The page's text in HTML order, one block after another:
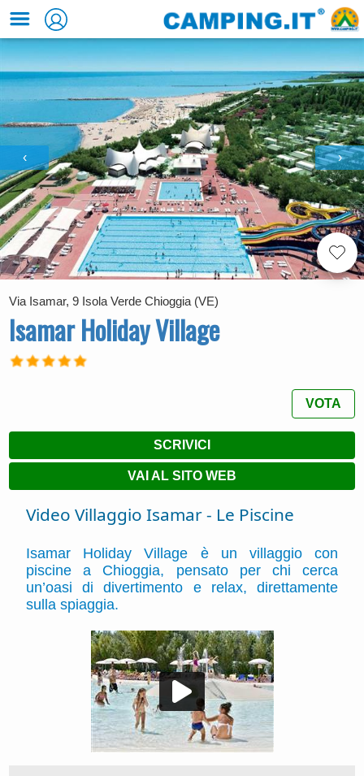
‹ ›
Via Isamar, 9 Isola Verde Chioggia (VE)
Isamar Holiday Village
VOTA
SCRIVICI
VAI AL SITO WEB
Video Villaggio Isamar - Le Piscine
Isamar Holiday Village è un villaggio con
piscine a Chioggia, pensato per chi cerca
un’oasi di divertimento e relax, direttamente
sulla spiaggia.